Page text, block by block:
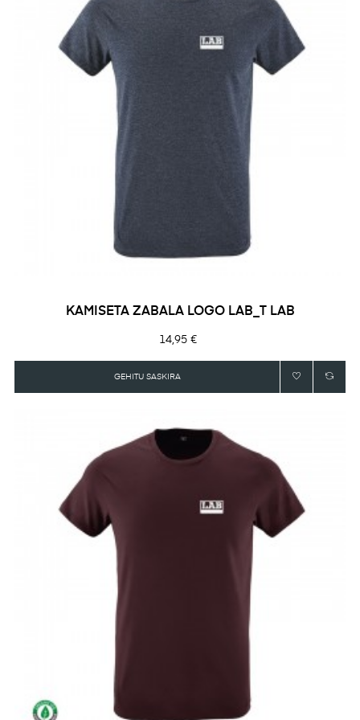
KAMISETA ZABALA LOGO LAB_T LAB
Prezioa
14,95 €
GEHITU SASKIRA